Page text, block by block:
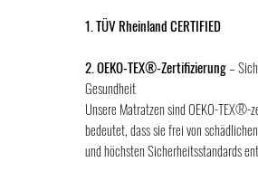
1. TÜV Rheinland CERTIFIED
2. OEKO-TEX®-Zertifizierung–
Gesundheit
Unsere Matratzen sind OEKO-TEX®-
bedeutet, dass sie frei von
und höchsten Sicherheitsstandards